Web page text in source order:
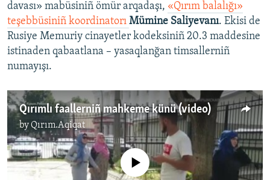
davası» mabüsiniñ ömür arqadaşı, «Qırım balalığı»
teşebbüsiniñ koordinatorı Mümine Saliyevanı. Ekisi de
Rusiye Memuriy cinayetler kodeksiniñ 20.3 maddesine
istinaden qabaatlana – yasaqlanğan timsallerniñ
numayışı.
Qırımlı faallerniñ mahkeme künü (video)
byQırım.Aqiqat
No media source currently available